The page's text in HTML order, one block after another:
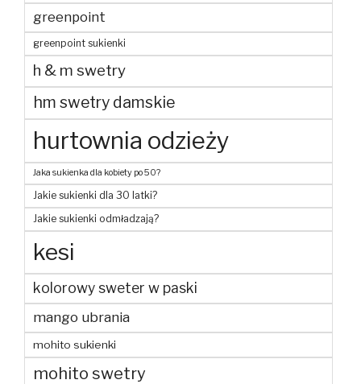
greenpoint
greenpoint sukienki
h & m swetry
hm swetry damskie
hurtownia odzieży
Jaka sukienka dla kobiety po 50?
Jakie sukienki dla 30 latki?
Jakie sukienki odmładzają?
kesi
kolorowy sweter w paski
mango ubrania
mohito sukienki
mohito swetry